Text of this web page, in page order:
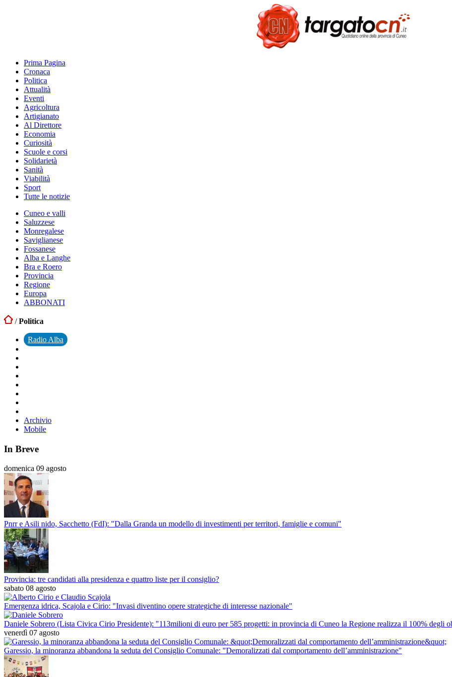
Prima Pagina
Cronaca
Politica
Attualità
Eventi
Agricoltura
Artigianato
Al Direttore
Economia
Curiosità
Scuole e corsi
Solidarietà
Sanità
Viabilità
Sport
Tutte le notizie
Cuneo e valli
Saluzzese
Monregalese
Saviglianese
Fossanese
Alba e Langhe
Bra e Roero
Provincia
Regione
Europa
ABBONATI
/Politica
Radio Alba
Archivio
Mobile
In Breve
domenica 09 agosto
Pnrr e Asili nido, Sacchetto (FdI): "Dalla Granda un modello di investimenti per territori, famiglie e comuni"
Provincia: tre candidati alla presidenza e quattro liste per il consiglio?
sabato 08 agosto
Emergenza idrica, Scajola e Cirio: "Invasi diventino opere strategiche di interesse nazionale"
Daniele Sobrero (Lista Civica Cirio Presidente): "113milioni di euro per 585 progetti: in provincia di Cuneo la Regione realizza il 100% degli
venerdì 07 agosto
Garessio, la minoranza abbandona la seduta del Consiglio Comunale: "Demoralizzati dal comportamento dell’amministrazione"